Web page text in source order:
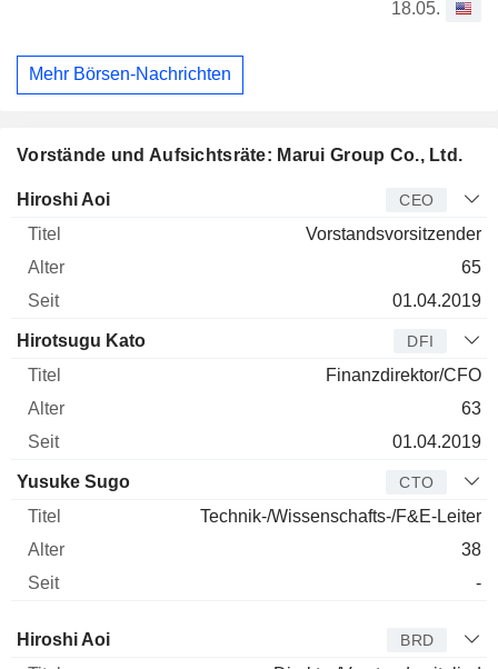
18.05.
Mehr Börsen-Nachrichten
Vorstände und Aufsichtsräte: Marui Group Co., Ltd.
Manager Titel
Hiroshi Aoi CEO
Vorstandsvorsitzender
65
01.04.2019
Hirotsugu Kato DFI
Finanzdirektor/CFO
63
01.04.2019
Yusuke Sugo CTO
Technik-/Wissenschafts-/F&E-Leiter
38
-
Verwaltungsratsmitglied
Hiroshi Aoi BRD